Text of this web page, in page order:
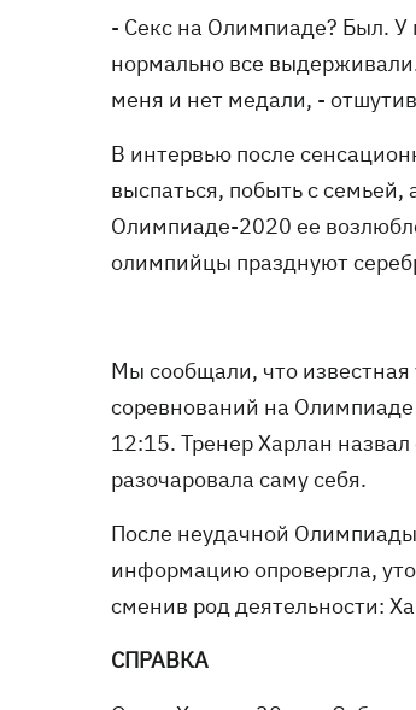
- Секс на Олимпиаде? Был.
нормально все
меня и нет медали, -
В интервью после
выспаться, побыть с
Олимпиаде-2020 ее
олимпийцы празднуют
Мы сообщали, что известная
соревнований на Олимпиаде
12:15. Тренер Харлан
разочаровала саму себя.
После неудачной
информацию опровергла,
сменив род деятельности:
СПРАВКА